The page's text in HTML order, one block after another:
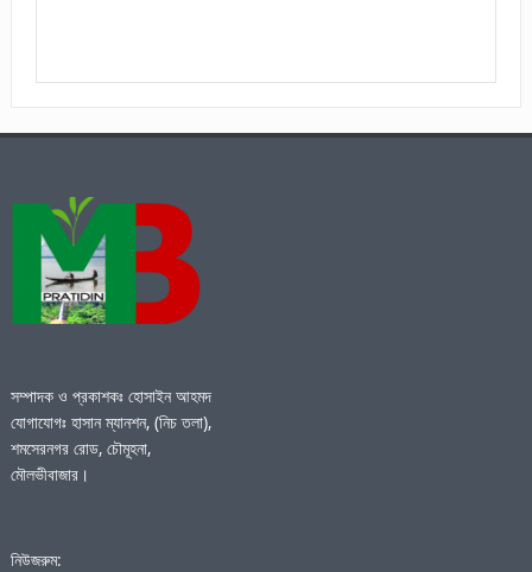
সম্পাদক ও প্রকাশকঃ হোসাইন আহমদ
যোগাযোগঃ হাসান ম্যানশন, (নিচ তলা),
শমসেরনগর রোড, চৌমূহনা,
মৌলভীবাজার।
নিউজরুম: